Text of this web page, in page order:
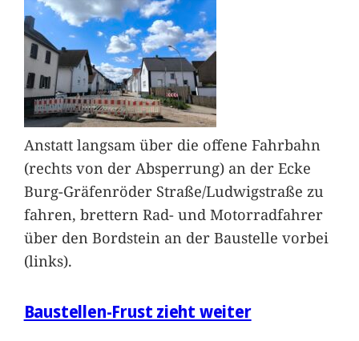
Anstatt langsam über die offene Fahrbahn
(rechts von der Absperrung) an der Ecke
Burg-Gräfenröder Straße/Ludwigstraße zu
fahren, brettern Rad- und Motorradfahrer
über den Bordstein an der Baustelle vorbei
(links).
Baustellen-Frust zieht weiter